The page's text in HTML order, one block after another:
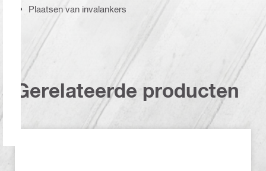
Plaatsen van invalankers
Gerelateerde producten